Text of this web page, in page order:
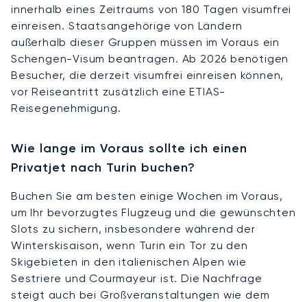
innerhalb eines Zeitraums von 180 Tagen visumfrei
einreisen. Staatsangehörige von Ländern
außerhalb dieser Gruppen müssen im Voraus ein
Schengen-Visum beantragen. Ab 2026 benötigen
Besucher, die derzeit visumfrei einreisen können,
vor Reiseantritt zusätzlich eine ETIAS-
Reisegenehmigung.
Wie lange im Voraus sollte ich einen
Privatjet nach Turin buchen?
Buchen Sie am besten einige Wochen im Voraus,
um Ihr bevorzugtes Flugzeug und die gewünschten
Slots zu sichern, insbesondere während der
Winterskisaison, wenn Turin ein Tor zu den
Skigebieten in den italienischen Alpen wie
Sestriere und Courmayeur ist. Die Nachfrage
steigt auch bei Großveranstaltungen wie dem